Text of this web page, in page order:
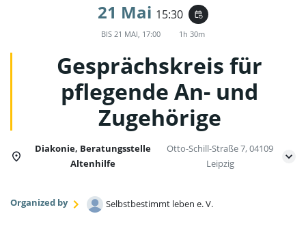
21 Mai 15:30 event_repeat
BIS 21 MAI, 17:00 1h 30m
Gesprächskreis für
pflegende An- und
Zugehörige
Diakonie, Beratungsstelle
Altenhilfe
Otto-Schill-Straße 7, 04109
Leipzig
Organized by Selbstbestimmt leben e. V.